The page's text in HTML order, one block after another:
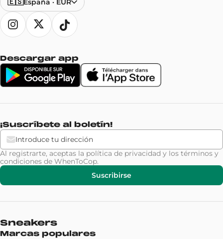
España · EUR
Descargar app
¡Suscríbete al boletín!
Al registrarte, aceptas la política de privacidad y los términos y
condiciones de WhenToCop.
Suscribirse
Sneakers
Marcas populares